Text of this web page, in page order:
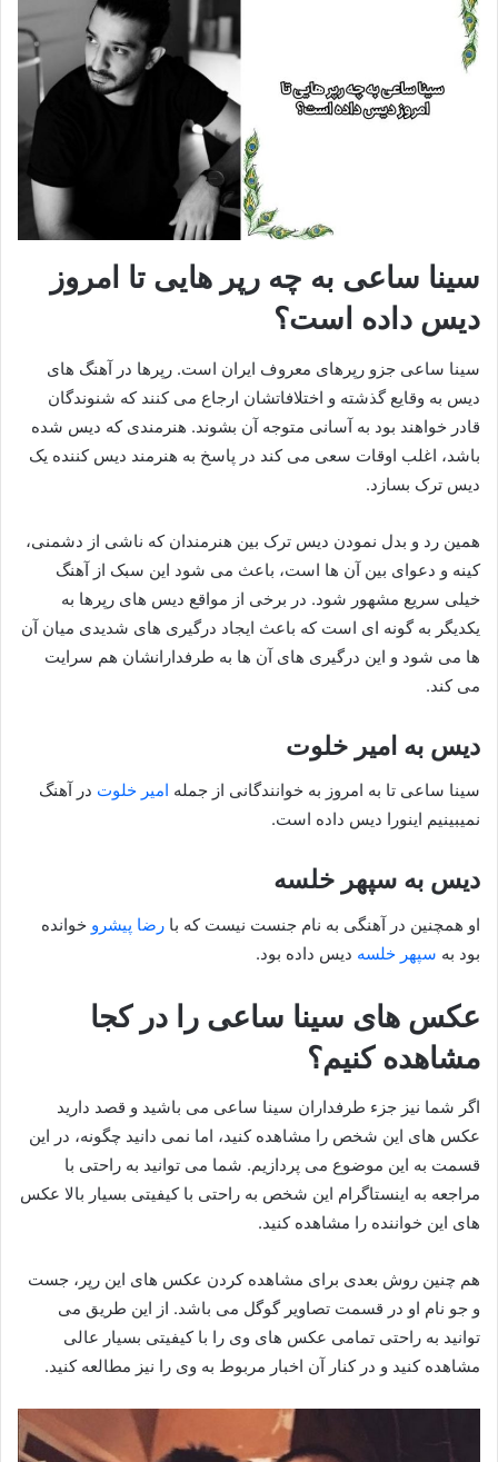
سینا ساعی به چه رپر هایی تا امروز
دیس داده است؟
سینا ساعی جزو رپرهای معروف ایران است. رپرها در آهنگ‌ های
دیس به وقایع گذشته و اختلافاتشان ارجاع می‌ کنند که شنوندگان
قادر خواهند بود به آسانی متوجه آن بشوند. هنرمندی که دیس شده
باشد، اغلب اوقات سعی می‌ کند در پاسخ به هنرمند دیس‌ کننده یک
دیس‌ ترک بسازد.
همین رد و بدل نمودن دیس‌ ترک بین هنرمندان که ناشی از دشمنی،
کینه و دعوای بین آن‌ ها است، باعث می‌ شود این سبک از آهنگ
خیلی سریع مشهور شود. در برخی از مواقع دیس‌ های رپرها به
یکدیگر به گونه‌ ای است که باعث ایجاد درگیری‌ های شدیدی میان آن
ها می‌ شود و این درگیری‌ های آن ها به طرفدارانشان هم سرایت
می‌ کند.
دیس به امیر خلوت
سینا ساعی تا به امروز به خوانندگانی از جمله امیر خلوت در آهنگ
نمیبینیم اینورا دیس داده است.
دیس به سپهر خلسه
او همچنین در آهنگی به نام جنست نیست که با رضا پیشرو خوانده
بود به سپهر خلسه دیس داده بود.
عکس های سینا ساعی را در کجا
مشاهده کنیم؟
اگر شما نیز جزء طرفداران سینا ساعی می باشید و قصد دارید
عکس های این شخص را مشاهده کنید، اما نمی دانید چگونه، در این
قسمت به این موضوع می پردازیم. شما می توانید به راحتی با
مراجعه به اینستاگرام این شخص به راحتی با کیفیتی بسیار بالا عکس
های این خواننده را مشاهده کنید.
هم چنین روش بعدی برای مشاهده کردن عکس های این رپر، جست
و جو نام او در قسمت تصاویر گوگل می باشد. از این طریق می
توانید به راحتی تمامی عکس های وی را با کیفیتی بسیار عالی
مشاهده کنید و در کنار آن اخبار مربوط به وی را نیز مطالعه کنید.